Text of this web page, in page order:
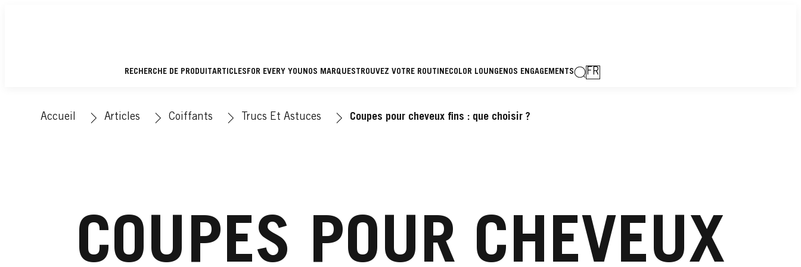
RECHERCHE DE PRODUIT ARTICLESFOR EVERY YOUNOS MARQUES TROUVEZ VOTRE ROUTINECOLOR LOUNGENOS ENGAGEMENTS FR
Accueil Articles Coiffants Trucs Et Astuces Coupes pour cheveux fins : que choisir ?
COUPES POUR CHEVEUX